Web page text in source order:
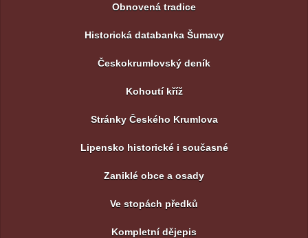
Obnovená tradice
Historická databanka Šumavy
Českokrumlovský deník
Kohoutí kříž
Stránky Českého Krumlova
Lipensko historické i současné
Zaniklé obce a osady
Ve stopách předků
Kompletní dějepis